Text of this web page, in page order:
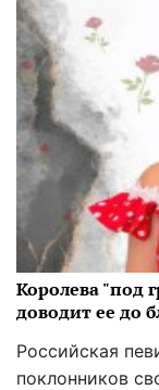
Королева "под
доводит ее до
Российская
поклонников